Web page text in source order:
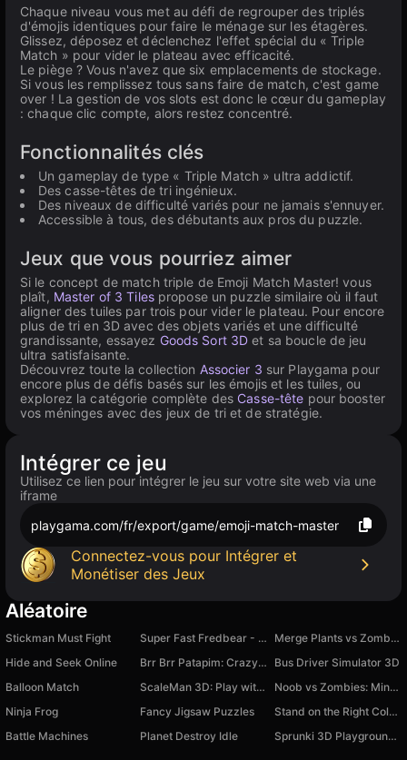
Chaque niveau vous met au défi de regrouper des triplés
d'émojis identiques pour faire le ménage sur les étagères.
Glissez, déposez et déclenchez l'effet spécial du « Triple
Match » pour vider le plateau avec efficacité.
Le piège ? Vous n'avez que six emplacements de stockage.
Si vous les remplissez tous sans faire de match, c'est game
over ! La gestion de vos slots est donc le cœur du gameplay
: chaque clic compte, alors restez concentré.
Fonctionnalités clés
Un gameplay de type « Triple Match » ultra addictif.
Des casse-têtes de tri ingénieux.
Des niveaux de difficulté variés pour ne jamais s'ennuyer.
Accessible à tous, des débutants aux pros du puzzle.
Jeux que vous pourriez aimer
Si le concept de match triple de Emoji Match Master! vous
plaît, Master of 3 Tilespropose un puzzle similaire où il faut
aligner des tuiles par trois pour vider le plateau. Pour encore
plus de tri en 3D avec des objets variés et une difficulté
grandissante, essayez Goods Sort 3D et sa boucle de jeu
ultra satisfaisante.
Découvrez toute la collection Associer 3 sur Playgama pour
encore plus de défis basés sur les émojis et les tuiles, ou
explorez la catégorie complète des Casse-tête pour booster
vos méninges avec des jeux de tri et de stratégie.
Intégrer ce jeu
Utilisez ce lien pour intégrer le jeu sur votre site web via une
iframe
playgama.com/fr/export/game/emoji-match-master
Connectez-vous pour Intégrer et
Monétiser des Jeux
Aléatoire
Stickman Must Fight Super Fast Fredbear - Hello Neighbour
Merge Plants vs Zombies
Hide and Seek Online
Brr Brr Patapim: Crazy Runner Game
Bus Driver Simulator 3D
Balloon Match
ScaleMan 3D: Play with Size and Run!
Noob vs Zombies: Mine Madness
Ninja Frog
Fancy Jigsaw Puzzles
Stand on the Right Color, Robby!
Battle Machines
Planet Destroy Idle Sprunki 3D Playground Sandbox